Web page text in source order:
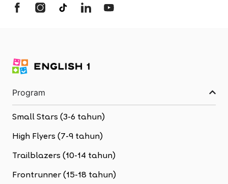
Program
Small Stars (3-6 tahun)
High Flyers (7-9 tahun)
Trailblazers (10-14 tahun)
Frontrunner (15-18 tahun)